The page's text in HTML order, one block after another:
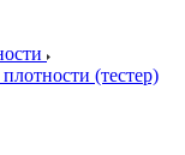
(тестер)